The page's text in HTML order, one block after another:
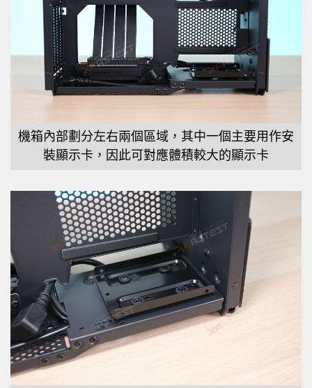
機箱內部劃分左右兩個區域，其中一個主要用作安
裝顯示卡，因此可對應體積較大的顯示卡